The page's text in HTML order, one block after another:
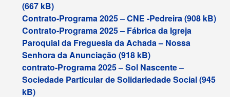
Contrato-Programa 2025 – CNE -Pedreira
Contrato-Programa 2025 – Fábrica da Igreja
Paroquial da Freguesia da Achada – Nossa
Senhora da Anunciação
contrato-Programa 2025 – Sol Nascente –
Sociedade Particular de Solidariedade Social